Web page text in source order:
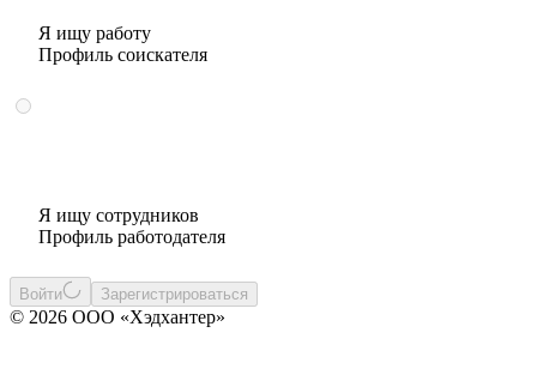
Я ищу работу
Профиль соискателя
Я ищу сотрудников
Профиль работодателя
Войти Зарегистрироваться
© 2026 ООО «Хэдхантер»